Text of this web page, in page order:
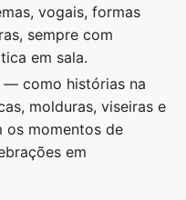
vogais, formas
sempre com
em sala.
— como histórias na
molduras, viseiras e
os momentos de
em